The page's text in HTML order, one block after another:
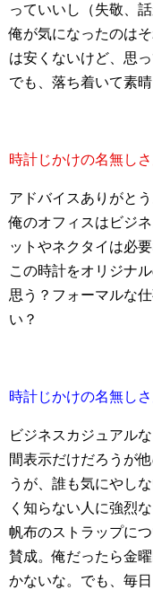
っていいし（失敬、話
俺が気になったのは
は安くないけど、思
でも、落ち着いて素
時計じかけの名無し
アドバイスありがとう
俺のオフィスはビジ
ットやネクタイは必
この時計をオリジナ
思う？フォーマルな
い？
時計じかけの名無し
ビジネスカジュアル
間表示だけだろうが
うが、誰も気にやし
く知らない人に強烈
帆布のストラップに
賛成。俺だったら金
かないな。でも、毎